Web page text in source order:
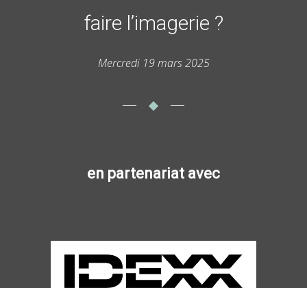
faire l’imagerie ?
Mercredi 19 mars 2025
en partenariat avec